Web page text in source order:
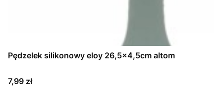
Pędzelek silikonowy eloy 26,5x4,5cm altom
Cena
7,99 zł